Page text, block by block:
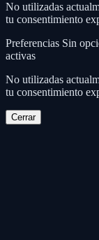
No utilizadas
tu consentimiento
Preferencias Sin
activas
No utilizadas
tu consentimiento
Cerrar